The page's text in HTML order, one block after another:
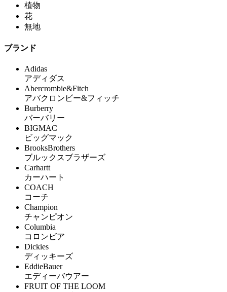
植物
花
無地
ブランド
Adidas
アディダス
Abercrombie&Fitch
アバクロンビー&フィッチ
Burberry
バーバリー
BIGMAC
ビッグマック
BrooksBrothers
ブルックスブラザーズ
Carhartt
カーハート
COACH
コーチ
Champion
チャンピオン
Columbia
コロンビア
Dickies
ディッキーズ
EddieBauer
エディーバウアー
FRUIT OF THE LOOM